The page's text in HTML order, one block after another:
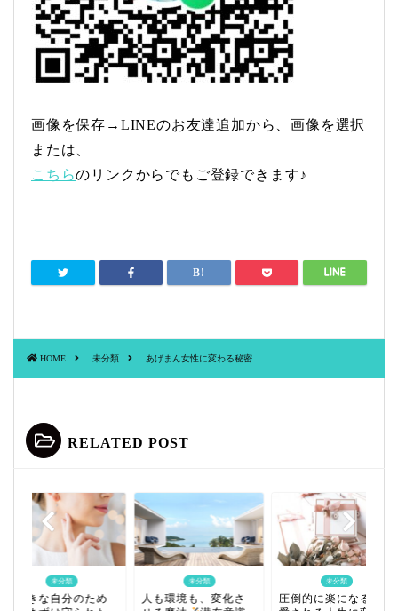
画像を保存→LINEのお友達追加から、画像を選択
または、
こちらのリンクからでもご登録できます♪
HOME 未分類 あげまん女性に変わる秘密
RELATED POST
未分類
大好きな自分のため
未分類
人も環境も、変化さ
未分類
圧倒的に楽になる！